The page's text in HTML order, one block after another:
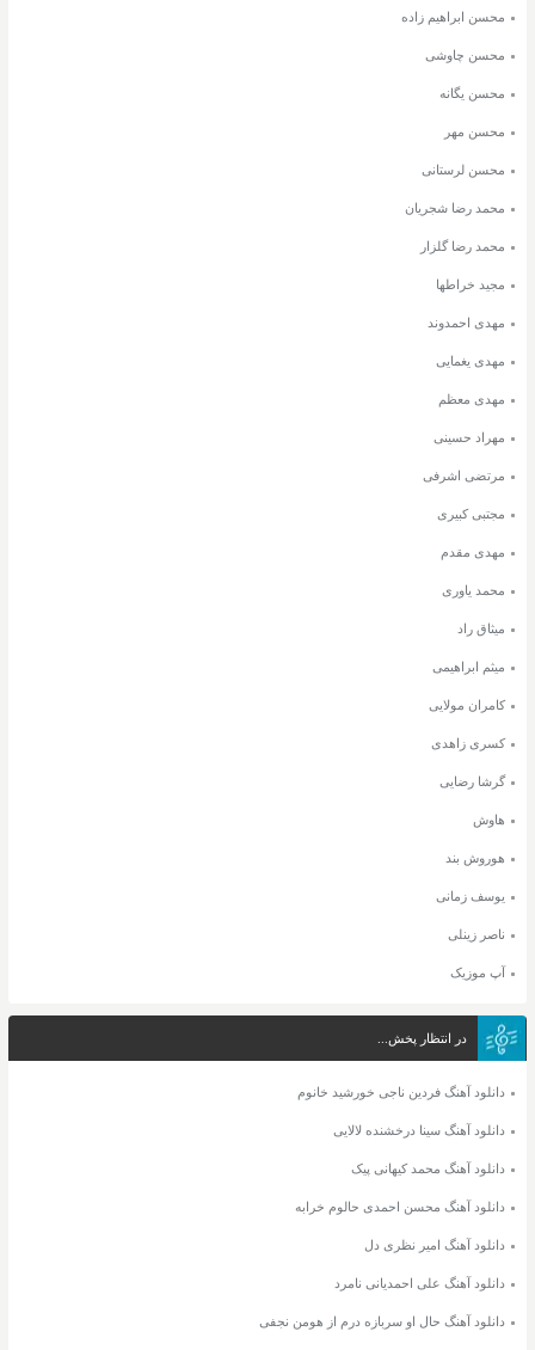
محسن ابراهیم زاده
محسن چاوشی
محسن یگانه
محسن مهر
محسن لرستانی
محمد رضا شجریان
محمد رضا گلزار
مجید خراطها
مهدی احمدوند
مهدی یغمایی
مهدی معظم
مهراد حسینی
مرتضی اشرفی
مجتبی کبیری
مهدی مقدم
محمد یاوری
میثاق راد
میثم ابراهیمی
کامران مولایی
کسری زاهدی
گرشا رضایی
هاوش
هوروش بند
یوسف زمانی
ناصر زینلی
آپ موزیک
در انتظار پخش...
دانلود آهنگ فردین ناجی خورشید خانوم
دانلود آهنگ سینا درخشنده لالایی
دانلود آهنگ محمد کیهانی پیک
دانلود آهنگ محسن احمدی حالوم خرابه
دانلود آهنگ امیر نظری دل
دانلود آهنگ علی احمدیانی نامرد
دانلود آهنگ حال او سربازه درم از هومن نجفی